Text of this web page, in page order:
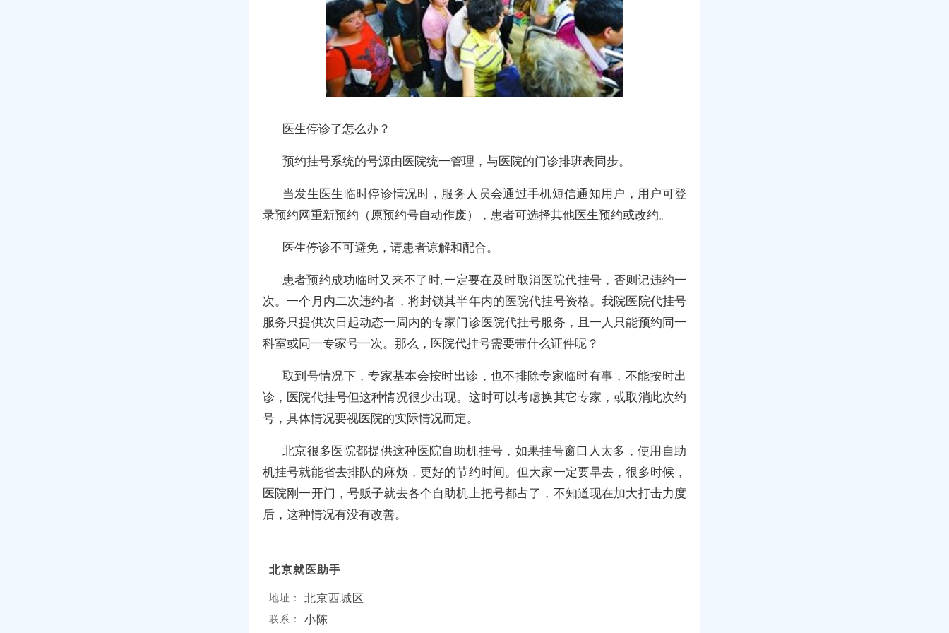
医生停诊了怎么办？
预约挂号系统的号源由医院统一管理，与医院的门诊排班表同步。
当发生医生临时停诊情况时，服务人员会通过手机短信通知用户，用户可登
录预约网重新预约（原预约号自动作废），患者可选择其他医生预约或改约。
医生停诊不可避免，请患者谅解和配合。
患者预约成功临时又来不了时,一定要在及时取消医院代挂号，否则记违约一
次。一个月内二次违约者，将封锁其半年内的医院代挂号资格。我院医院代挂号
服务只提供次日起动态一周内的专家门诊医院代挂号服务，且一人只能预约同一
科室或同一专家号一次。那么，医院代挂号需要带什么证件呢？
取到号情况下，专家基本会按时出诊，也不排除专家临时有事，不能按时出
诊，医院代挂号但这种情况很少出现。这时可以考虑换其它专家，或取消此次约
号，具体情况要视医院的实际情况而定。
北京很多医院都提供这种医院自助机挂号，如果挂号窗口人太多，使用自助
机挂号就能省去排队的麻烦，更好的节约时间。但大家一定要早去，很多时候，
医院刚一开门，号贩子就去各个自助机上把号都占了，不知道现在加大打击力度
后，这种情况有没有改善。
北京就医助手
地址： 北京西城区
联系：
小陈